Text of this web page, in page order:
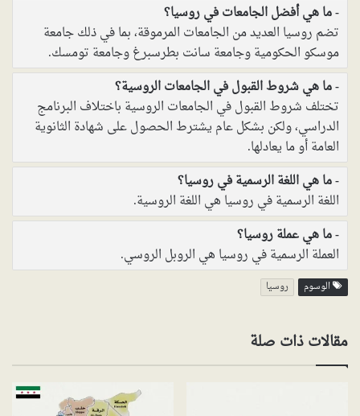
ما هي أفضل الجامعات في روسيا؟
تضم روسيا العديد من الجامعات المرموقة، بما في ذلك جامعة
موسكو الحكومية وجامعة سانت بطرسبرغ وجامعة تومسك.
ما هي شروط القبول في الجامعات الروسية؟
تختلف شروط القبول في الجامعات الروسية باختلاف البرنامج
الدراسي، ولكن بشكل عام يشترط الحصول على شهادة الثانوية
العامة أو ما يعادلها.
ما هي اللغة الرسمية في روسيا؟
اللغة الرسمية في روسيا هي اللغة الروسية.
ما هي عملة روسيا؟
العملة الرسمية في روسيا هي الروبل الروسي.
الوسوم روسيا
مقالات ذات صلة